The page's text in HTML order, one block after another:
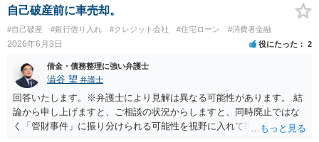
ます（競落人や譲渡を受けた第三者と賃貸借契約を締結できれば、居
住を継続することができる可能性も、一応あります。）。ですが、そ
れは元奥様がこの建物の所有者でない以上、仕方のないことです。
なお、元奥様との関係は悪くなるでしょうが、離婚されている以上、
元奥様の生活はご自身で立てていただくより外ありません。但し、今
後の養育費の増額請求等を受ける可能性はあります。貴殿の経済状況
で可能な範囲で養育費を支払うことで、お子様の生活を維持できるよ
う努力されるしか無いと思います。 なお、破産申立代理人は、通常
債権者との対応は行います。その範囲で元奥様との連絡窓口にはなっ
てもらえると思いますが、あくまで破産手続に必要な範囲で、破産手
を上限に延長することがあるとされています。 当初満了日が令和７年
７月３１日でしたが、令和７年6月に延長通知がなされて償還期限が令
和８年７月３１日になっております。その後、令和７年９月頃になる
と、分配金の支払いも停止しており、状況としては厳しい状況にある
と思われます。 また、内容証明郵便や解除のメールを送付されている
とのことですが、残念ながら、現在の都市綜研インベストファンド
は、任意の請求や解除通知に対して積極的に対応している状況にはあ
りません。実際、弁護士名で送付した内容証明に対しても何ら回答が
ないケースが少なくありません。そのため、現状では、内容証明やメ
ールのみで返還を受けることは難しく、法的手続を取らなければ実質
自己破産前に車売却。
#自己破産 #銀行借り入れ #クレジット会社 #住宅ローン #消費者金融
2026年6月3日 役にたった 2
借金・債務整理に強い弁護士
澁谷 望 弁護士
回答いたします。※弁護士により見解は異なる可能性があります。 結
論から申し上げますと、ご相談の状況からしますと、同時廃止ではな
く「管財事件」に振り分けられる可能性を視野に入れて準備を進める